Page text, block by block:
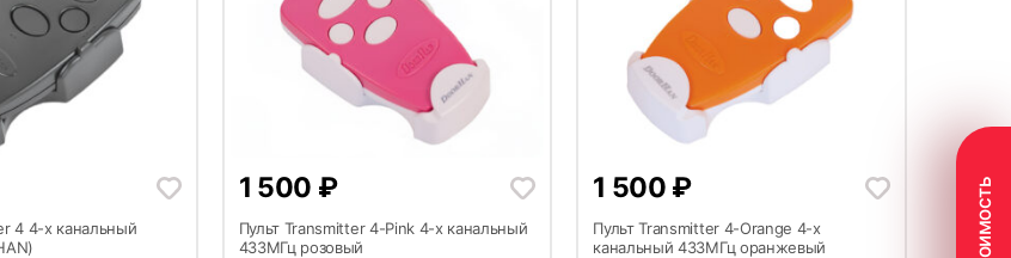
4 4-х канальный
1 500 ₽
Пульт Transmitter 4-Pink 4-х канальный
433МГц розовый
1 500 ₽
Пульт Transmitter 4-Orange 4-х
канальный 433МГц оранжевый